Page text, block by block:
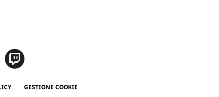
GESTIONE COOKIE